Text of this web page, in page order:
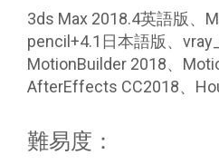
3ds Max 2018.4英語版、
pencil+4.1日本語版、
MotionBuilder 2018、
AfterEffects CC2018、
難易度：